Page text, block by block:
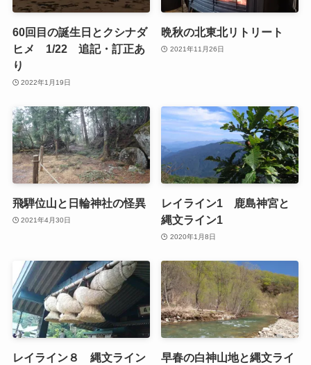
60回目の誕生日とクシナダ
ヒメ 1/22 追記・訂正あ
り
2022年1月19日
晩秋の北東北リトリート
2021年11月26日
飛騨位山と日輪神社の怪異
2021年4月30日
レイライン1 鹿島神宮と
縄文ライン1
2020年1月8日
レイライン８ 縄文ライン
早春の白神山地と縄文ライ